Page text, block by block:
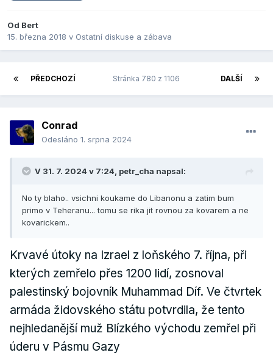
Od Bert
15. března 2018 v Ostatní diskuse a zábava
PŘEDCHOZÍ DALŠÍ
Stránka 780 z 1106
Conrad
Odesláno 1. srpna 2024
V 31. 7. 2024 v 7:24, petr_cha napsal:
No ty blaho.. vsichni koukame do Libanonu a zatim bum
primo v Teheranu... tomu se rika jit rovnou za kovarem a ne
kovarickem..
Krvavé útoky na Izrael z loňského 7. října, při
kterých zemřelo přes 1200 lidí, zosnoval
palestinský bojovník Muhammad Díf. Ve čtvrtek
armáda židovského státu potvrdila, že tento
nejhledanější muž Blízkého východu zemřel při
úderu v Pásmu Gazy